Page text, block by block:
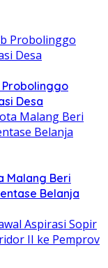
Probolinggo
Desa
Malang Beri
Belanja